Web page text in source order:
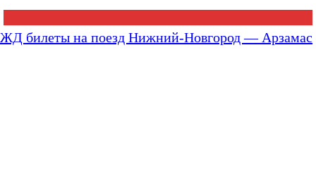
ЖД билеты на поезд Нижний-Новгород — Арзамас